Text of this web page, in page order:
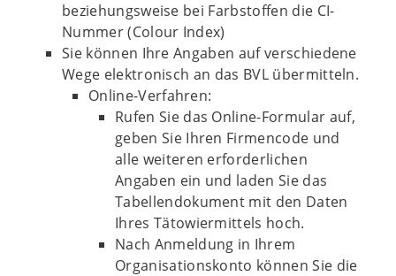
beziehungsweise bei Farbstoffen die CI-
Nummer (Colour Index)
Sie können Ihre Angaben auf verschiedene
Wege elektronisch an das BVL übermitteln.
Online-Verfahren:
Rufen Sie das Online-Formular auf,
geben Sie Ihren Firmencode und
alle weiteren erforderlichen
Angaben ein und laden Sie das
Tabellendokument mit den Daten
Ihres Tätowiermittels hoch.
Nach Anmeldung in Ihrem
Organisationskonto können Sie die